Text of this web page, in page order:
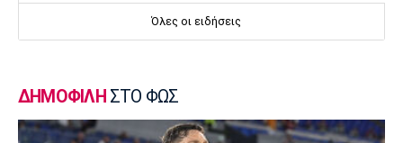
Επιστρέφει αύριο στη Θεσσαλονίκη ο
Επίσημα στον Άρη ο Άνταμ Μοκόκα
23:35
Όλες οι ειδήσεις
ΔΗΜΟΦΙΛΗ ΣΤΟ ΦΩΣ